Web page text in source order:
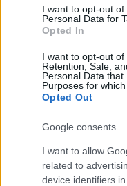
I want to opt-out
Personal Data for
Opted In
I want to opt-out of
Retention, Sale,
Personal Data
Purposes for
Opted Out
Google consents
I want to allow
related to
device identifiers in